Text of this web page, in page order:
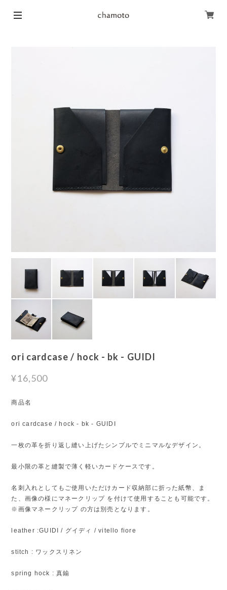
ori cardcase / hock - bk - GUIDI
¥16,500
商品名
ori cardcase / hock - bk - GUIDI
一枚の革を折り返し縫い上げたシンプルでミニマルなデザイン。
最小限の革と縫製で薄く軽いカードケースです。
名刺入れとしてもご使用いただけカード収納部に折った紙幣、ま
た、画像の様にマネークリップ を付けて使用することも可能です。
※画像マネークリップ の方は別売となります。
leather :GUIDI / グイディ / vitello fiore
stitch : ワックスリネン
spring hock : 真鍮